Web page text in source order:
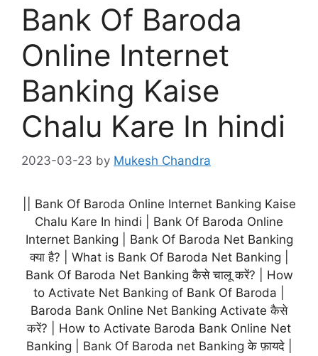
Bank Of Baroda
Online Internet
Banking Kaise
Chalu Kare In hindi
2023-03-23 by Mukesh Chandra
|| Bank Of Baroda Online Internet Banking Kaise
Chalu Kare In hindi | Bank Of Baroda Online
Internet Banking | Bank Of Baroda Net Banking
क्या है? | What is Bank Of Baroda Net Banking |
Bank Of Baroda Net Banking कैसे चालू करें? | How
to Activate Net Banking of Bank Of Baroda |
Baroda Bank Online Net Banking Activate कैसे
करें? | How to Activate Baroda Bank Online Net
Banking | Bank Of Baroda net Banking के फ़ायदे |